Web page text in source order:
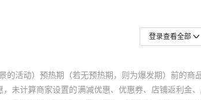
登录查看全部
的活动）预热期（若无预热期，则为爆发期）前的
未计算商家设置的满减优惠、优惠券、店铺返利